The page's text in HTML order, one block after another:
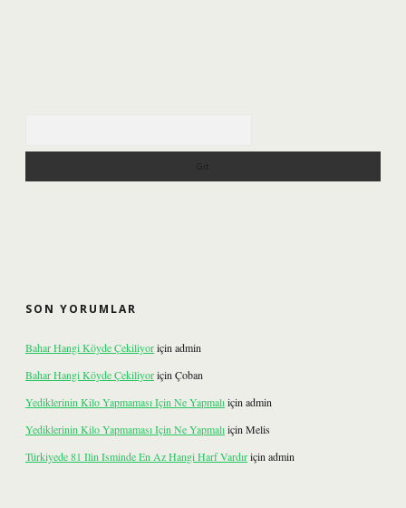
SON YORUMLAR
Bahar Hangi Köyde Çekiliyoriçin admin
Bahar Hangi Köyde Çekiliyoriçin Çoban
Yediklerinin Kilo Yapmaması Için Ne Yapmalıiçin admin
Yediklerinin Kilo Yapmaması Için Ne Yapmalıiçin Melis
Türkiyede 81 Ilin Isminde En Az Hangi Harf Vardıriçin admin